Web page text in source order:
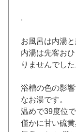
.
お風呂は内湯と
内湯は先客お
りませんでした
浴槽の色の影
なお湯です。
温めで39度位
僅かに甘い硫